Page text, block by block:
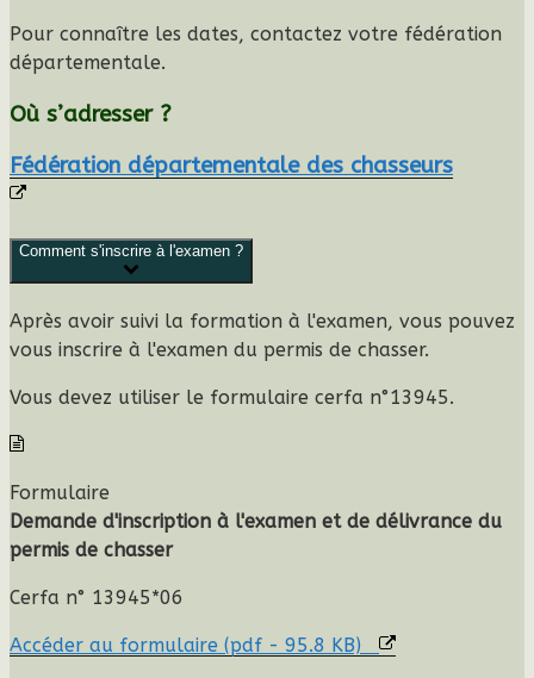
Pour connaître les dates, contactez votre fédération
départementale.
Où s’adresser ?
Fédération départementale des chasseurs
Comment s'inscrire à l'examen ?
Après avoir suivi la formation à l'examen, vous pouvez
vous inscrire à l'examen du permis de chasser.
Vous devez utiliser le formulaire cerfa n°13945.
Formulaire
Demande d'inscription à l'examen et de délivrance du
permis de chasser
Cerfa n° 13945*06
Accéder au formulaire (pdf - 95.8 KB)